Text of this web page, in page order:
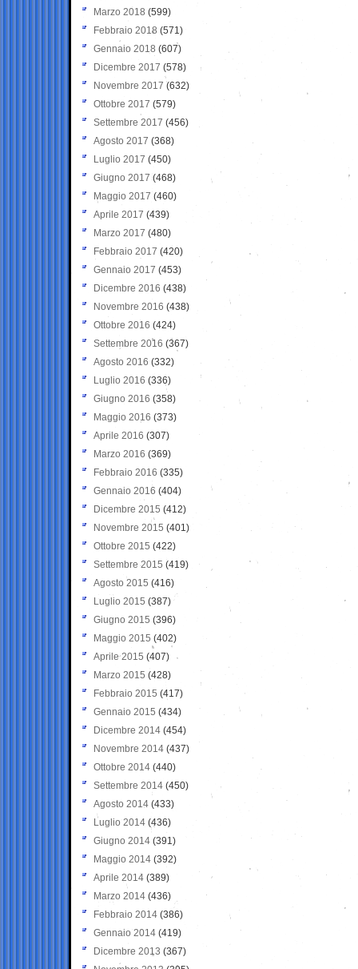
Marzo 2018 (599)
Febbraio 2018 (571)
Gennaio 2018 (607)
Dicembre 2017 (578)
Novembre 2017 (632)
Ottobre 2017 (579)
Settembre 2017 (456)
Agosto 2017 (368)
Luglio 2017 (450)
Giugno 2017 (468)
Maggio 2017 (460)
Aprile 2017 (439)
Marzo 2017 (480)
Febbraio 2017 (420)
Gennaio 2017 (453)
Dicembre 2016 (438)
Novembre 2016 (438)
Ottobre 2016 (424)
Settembre 2016 (367)
Agosto 2016 (332)
Luglio 2016 (336)
Giugno 2016 (358)
Maggio 2016 (373)
Aprile 2016 (307)
Marzo 2016 (369)
Febbraio 2016 (335)
Gennaio 2016 (404)
Dicembre 2015 (412)
Novembre 2015 (401)
Ottobre 2015 (422)
Settembre 2015 (419)
Agosto 2015 (416)
Luglio 2015 (387)
Giugno 2015 (396)
Maggio 2015 (402)
Aprile 2015 (407)
Marzo 2015 (428)
Febbraio 2015 (417)
Gennaio 2015 (434)
Dicembre 2014 (454)
Novembre 2014 (437)
Ottobre 2014 (440)
Settembre 2014 (450)
Agosto 2014 (433)
Luglio 2014 (436)
Giugno 2014 (391)
Maggio 2014 (392)
Aprile 2014 (389)
Marzo 2014 (436)
Febbraio 2014 (386)
Gennaio 2014 (419)
Dicembre 2013 (367)